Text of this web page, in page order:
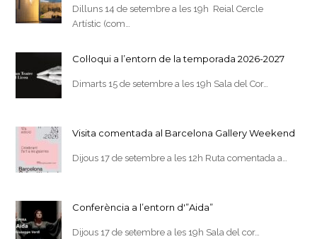
Dilluns 14 de setembre a les 19h Reial Cercle
Artístic (com…
Col·loqui a l’entorn de la temporada 2026-2027
Dimarts 15 de setembre a les 19h Sala del Cor…
Visita comentada al Barcelona Gallery Weekend
Dijous 17 de setembre a les 12h Ruta comentada a…
Conferència a l’entorn d'”Aida”
Dijous 17 de setembre a les 19h Sala del cor…